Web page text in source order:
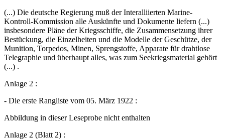
(...) Die deutsche Regierung muß der Interalliierten Marine-
Kontroll-Kommission alle Auskünfte und Dokumente liefern (...)
insbesondere Pläne der Kriegsschiffe, die Zusammensetzung ihrer
Bestückung, die Einzelheiten und die Modelle der Geschütze, der
Munition, Torpedos, Minen, Sprengstoffe, Apparate für drahtlose
Telegraphie und überhaupt alles, was zum Seekriegsmaterial gehört
(...) .
Anlage 2 :
- Die erste Rangliste vom 05. März 1922 :
Abbildung in dieser Leseprobe nicht enthalten
Anlage 2 (Blatt 2) :